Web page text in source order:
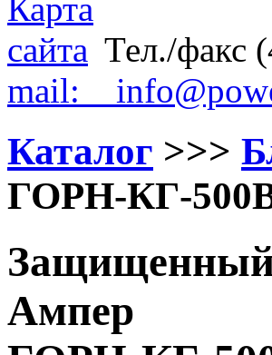
Тел./факс
mail:
Каталог >>>
ГОРН-КГ-
Защищенный
Ампер